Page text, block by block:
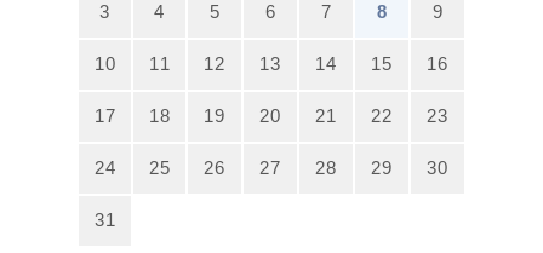
3 4 5 6 7 8 9
10 11 12 13 14 15 16
17 18 19 20 21 22 23
24 25 26 27 28 29 30
31